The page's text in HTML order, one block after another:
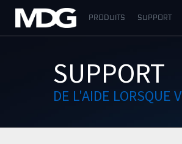
PRODUITS SUPPORT
PORTFOLIO
À PROPOS
SUPPORT
DE L'AIDE LORSQUE